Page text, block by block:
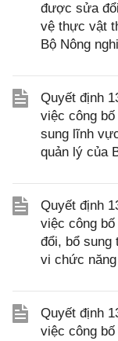
được sửa
vệ thực vật
Bộ Nông
Quyết định
việc công
sung lĩnh
quản lý của
Quyết định
việc công
đổi, bổ sung
vi chức
Quyết định
việc công